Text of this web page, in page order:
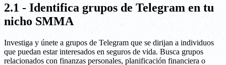
2.1 - Identifica grupos de Telegram en tu
nicho SMMA
Investiga y únete a grupos de Telegram que se dirijan a individuos
que puedan estar interesados en seguros de vida. Busca grupos
relacionados con finanzas personales, planificación financiera o